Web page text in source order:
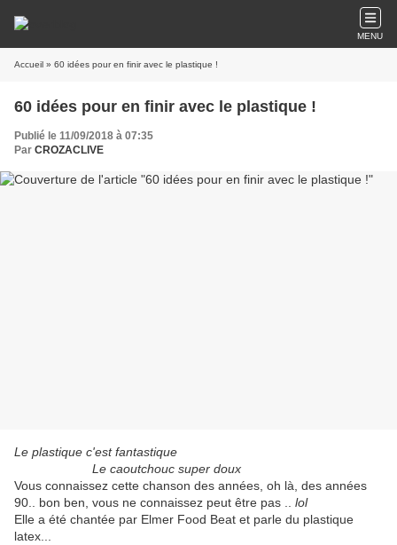
MENU
Accueil » 60 idées pour en finir avec le plastique !
60 idées pour en finir avec le plastique !
Publié le 11/09/2018 à 07:35
Par CROZACLIVE
Le plastique c'est fantastique
Le caoutchouc super doux
Vous connaissez cette chanson des années, oh là, des années
90.. bon ben, vous ne connaissez peut être pas ..
lol
Elle a été chantée par Elmer Food Beat et parle du plastique
latex...